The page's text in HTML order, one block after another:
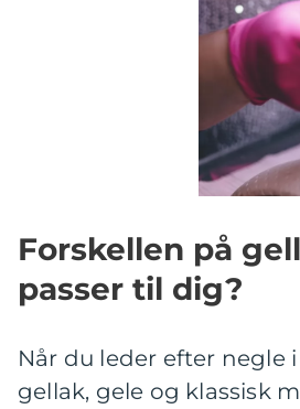
Forskellen på
passer til dig?
Når du leder efter negle
gellak, gele og klassisk